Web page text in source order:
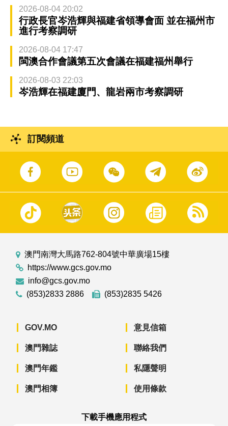
2026-08-04 20:02
行政長官岑浩輝與福建省領導會面 並在福州市
進行考察調研
2026-08-04 17:47
閩澳合作會議第五次會議在福建福州舉行
2026-08-03 22:03
岑浩輝在福建廈門、龍岩兩市考察調研
訂閱頻道
澳門南灣大馬路762-804號中華廣場15樓
https://www.gcs.gov.mo
info@gcs.gov.mo
(853)2833 2886
(853)2835 5426
GOV.MO
澳門雜誌
澳門年鑑
澳門相簿
意見信箱
聯絡我們
私隱聲明
使用條款
下載手機應用程式